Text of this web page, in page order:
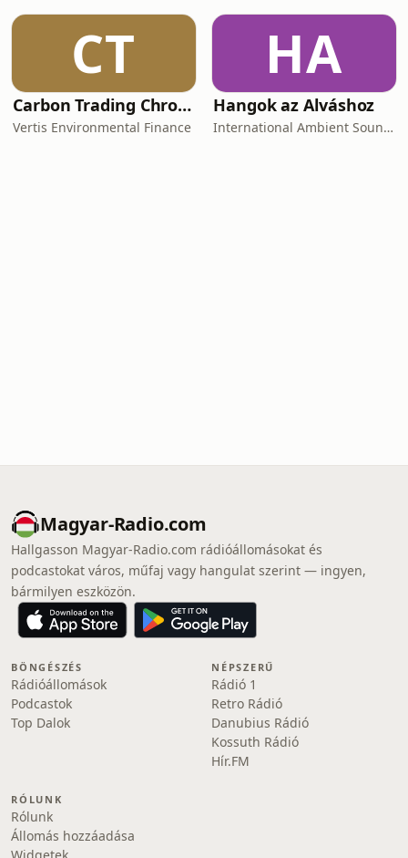
CT
Carbon Trading Chronicles
Vertis Environmental Finance
HA
Hangok az Alváshoz
International Ambient Sounds
Magyar-Radio.com
Hallgasson Magyar-Radio.com rádióállomásokat és
podcastokat város, műfaj vagy hangulat szerint — ingyen,
bármilyen eszközön.
BÖNGÉSZÉS
Rádióállomások
Podcastok
Top Dalok
NÉPSZERŰ
Rádió 1
Retro Rádió
Danubius Rádió
Kossuth Rádió
Hír.FM
RÓLUNK
Rólunk
Állomás hozzáadása